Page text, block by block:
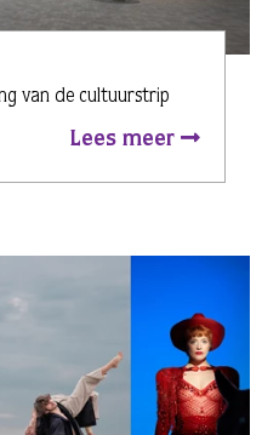
van de cultuurstrip
Lees meer